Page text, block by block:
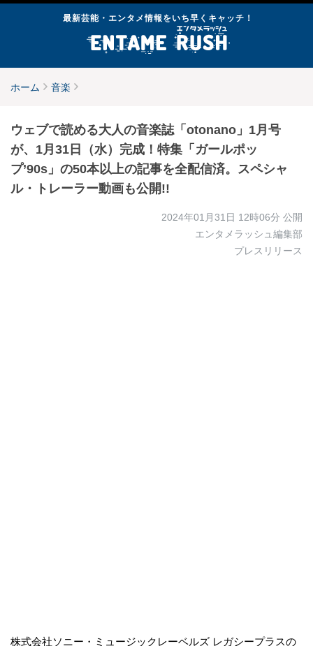
最新芸能・エンタメ情報をいち早くキャッチ！
ホーム 音楽
ウェブで読める大人の音楽誌「otonano」1月号
が、1月31日（水）完成！特集「ガールポッ
プ’90s」の50本以上の記事を全配信済。スペシャ
ル・トレーラー動画も公開!!
2024年01月31日 12時06分 公開
エンタメラッシュ編集部
プレスリリース
株式会社ソニー・ミュージックレーベルズ レガシープラスの